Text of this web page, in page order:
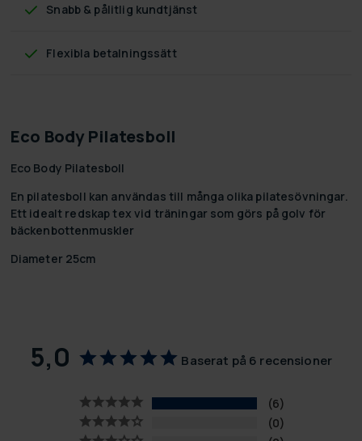
Snabb & pålitlig kundtjänst
Flexibla betalningssätt
Eco Body Pilatesboll
Eco Body Pilatesboll
En pilatesboll kan användas till många olika pilatesövningar.
Ett idealt redskap tex vid träningar som görs på golv för
bäckenbottenmuskler
Diameter 25cm
5,0 Baserat på 6 recensioner
6
0